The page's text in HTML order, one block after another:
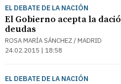
EL DEBATE DE LA NACIÓN
El Gobierno acepta la
deudas
ROSA MARÍA SÁNCHEZ / MADRID
24.02.2015 | 18:58
EL DEBATE DE LA NACIÓN